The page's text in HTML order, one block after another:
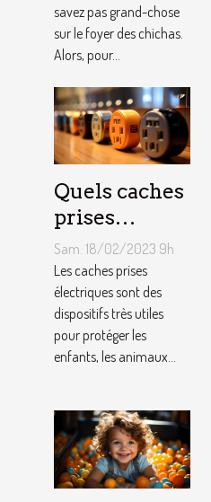
savez pas grand-chose
sur le foyer des chichas.
Alors, pour...
Quels caches
prises
électriques
choisir ?
Sam. 18/02/2023 9h
Les caches prises
électriques sont des
dispositifs très utiles
pour protéger les
enfants, les animaux...